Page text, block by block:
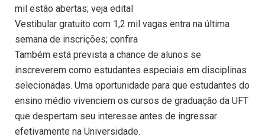
mil estão abertas; veja edital
Vestibular gratuito com 1,2 mil vagas entra na última
semana de inscrições; confira
Também está prevista a chance de alunos se
inscreverem como estudantes especiais em disciplinas
selecionadas. Uma oportunidade para que estudantes do
ensino médio vivenciem os cursos de graduação da UFT
que despertam seu interesse antes de ingressar
efetivamente na Universidade.